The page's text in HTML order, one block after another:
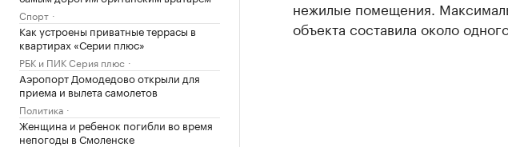
Спорт
Как устроены приватные террасы в
квартирах «Серии плюс»
РБК и ПИК Серия плюс
Аэропорт Домодедово открыли для
приема и вылета самолетов
Политика
Женщина и ребенок погибли во время
непогоды в Смоленске
нежилые помещения.
объекта составила около